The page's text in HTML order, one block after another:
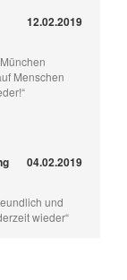
12.02.2019
Menschen
04.02.2019
und
wieder“